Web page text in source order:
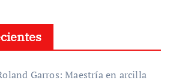
Garros: Maestría en arcilla